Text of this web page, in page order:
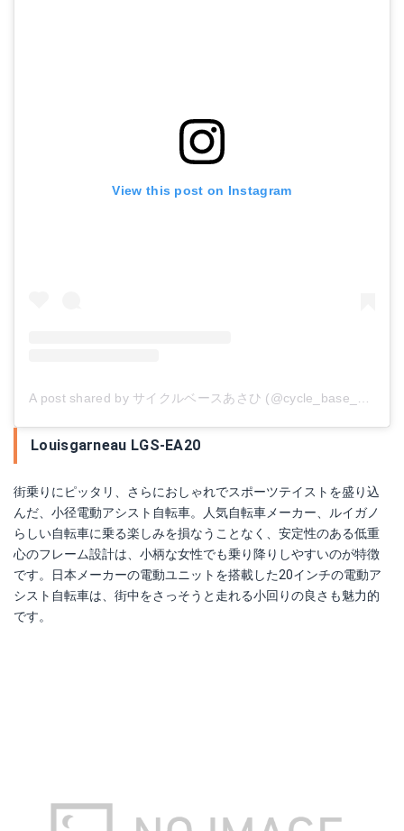
View this post on Instagram
A post shared by サイクルベースあさひ (@cycle_base_asahi)
Louisgarneau LGS-EA20
街乗りにピッタリ、さらにおしゃれでスポーツテイストを盛り込
んだ、小径電動アシスト自転車。人気自転車メーカー、ルイガノ
らしい自転車に乗る楽しみを損なうことなく、安定性のある低重
心のフレーム設計は、小柄な女性でも乗り降りしやすいのが特徴
です。日本メーカーの電動ユニットを搭載した20インチの電動ア
シスト自転車は、街中をさっそうと走れる小回りの良さも魅力的
です。